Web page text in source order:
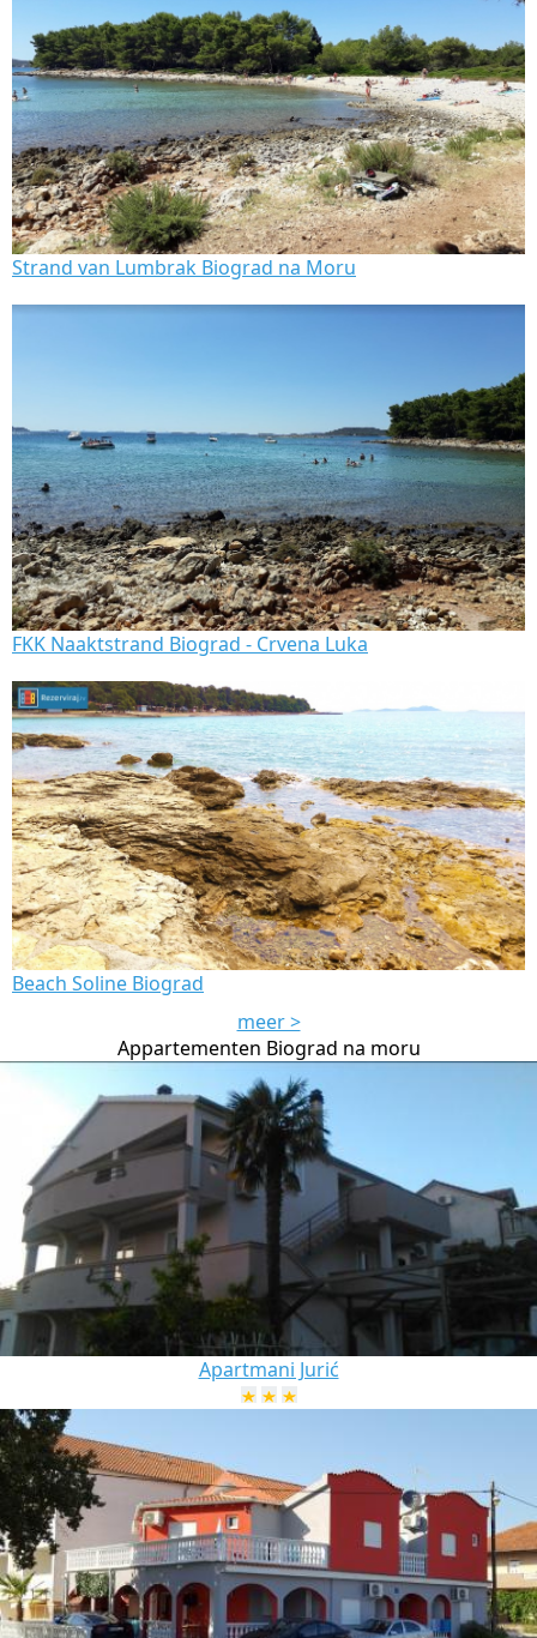
Strand van Lumbrak Biograd na Moru
FKK Naaktstrand Biograd - Crvena Luka
Beach Soline Biograd
meer >
Appartementen Biograd na moru
Apartmani Jurić